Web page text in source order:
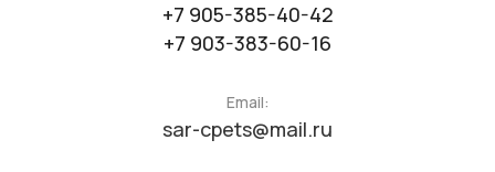
+7 905-385-40-42
+7 903-383-60-16
Email:
sar-cpets@mail.ru